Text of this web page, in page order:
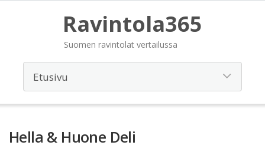
Ravintola365
Suomen ravintolat vertailussa
Hella & Huone Deli